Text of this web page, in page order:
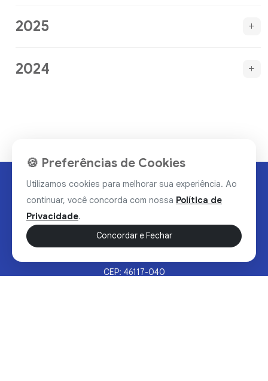
2025
2024
CEP: 46117-040
🍪 Preferências de Cookies
Utilizamos cookies para melhorar sua experiência. Ao
continuar, você concorda com nossa Política de
Privacidade.
Concordar e Fechar